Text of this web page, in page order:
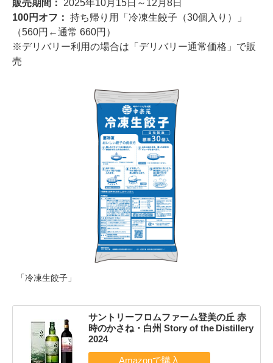
販売期間： 2025年10月15日～12月8日
100円オフ： 持ち帰り用「冷凍生餃子（30個入り）」
（560円←通常 660円）
※デリバリー利用の場合は「デリバリー通常価格」で販
売
「冷凍生餃子」
サントリーフロムファーム登美の丘 赤
時のかさね・白州 Story of the Distillery
2024